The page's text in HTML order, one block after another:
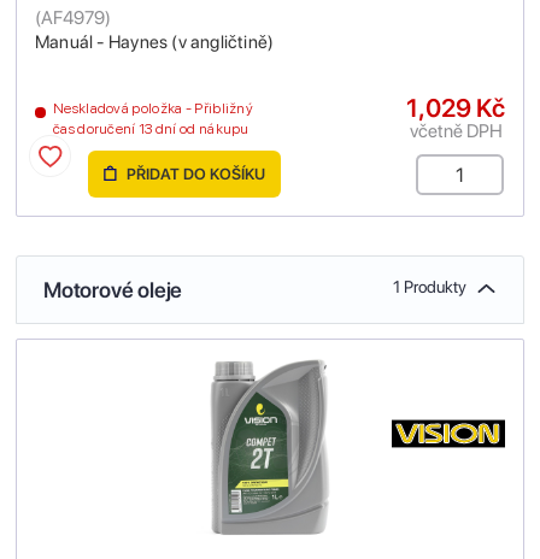
Manuál - Haynes (v angličtině)
(AF4979)
Neskladová položka - Přibližný
čas doručení 13 dní od nákupu
1,029 Kč
včetně DPH
PŘIDAT DO KOŠÍKU
Motorové oleje 1 Produkty